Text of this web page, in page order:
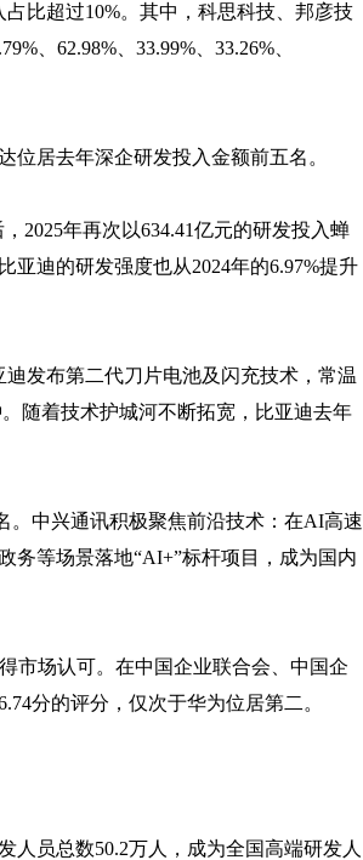
比超过10%。其中，科思科技、邦彦技
、62.98%、33.99%、33.26%、
居去年深企研发投入金额前五名。
2025年再次以634.41亿元的研发投入蝉
迪的研发强度也从2024年的6.97%提升
发布第二代刀片电池及闪充技术，常温
随着技术护城河不断拓宽，比亚迪去年
。中兴通讯积极聚焦前沿技术：在AI高速
务等场景落地“AI+”标杆项目，成为国内
市场认可。在中国企业联合会、中国企
分的评分，仅次于华为位居第二。
人员总数50.2万人，成为全国高端研发人